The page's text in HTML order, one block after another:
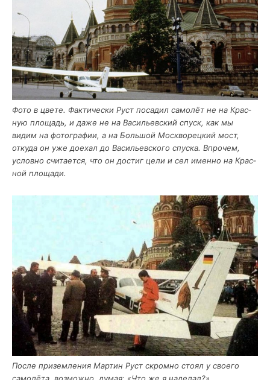
Фото в цве­те. Фак­ти­че­ски Руст поса­дил само­лёт не на Крас­
ную пло­щадь, и даже не на Васи­льев­ский спуск, как мы
видим на фото­гра­фии, а на Боль­шой Моск­во­рец­кий мост,
отку­да он уже дое­хал до Васи­льев­ско­го спус­ка. Впро­чем,
услов­но счи­та­ет­ся, что он достиг цели и сел имен­но на Крас­
ной площади.
После при­зем­ле­ния Мар­тин Руст скром­но сто­ял у сво­е­го
само­лё­та, воз­мож­но, думая: «Что же я наделал?»